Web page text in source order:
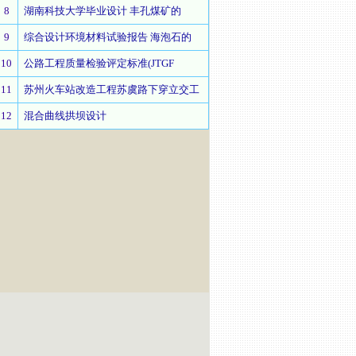
8 湖南科技大学毕业设计 丰孔煤矿的
9 综合设计环境材料试验报告 海泡石的
10 公路工程质量检验评定标准(JTGF
11 苏州火车站改造工程苏虞路下穿立交工
12 混合曲线拱坝设计